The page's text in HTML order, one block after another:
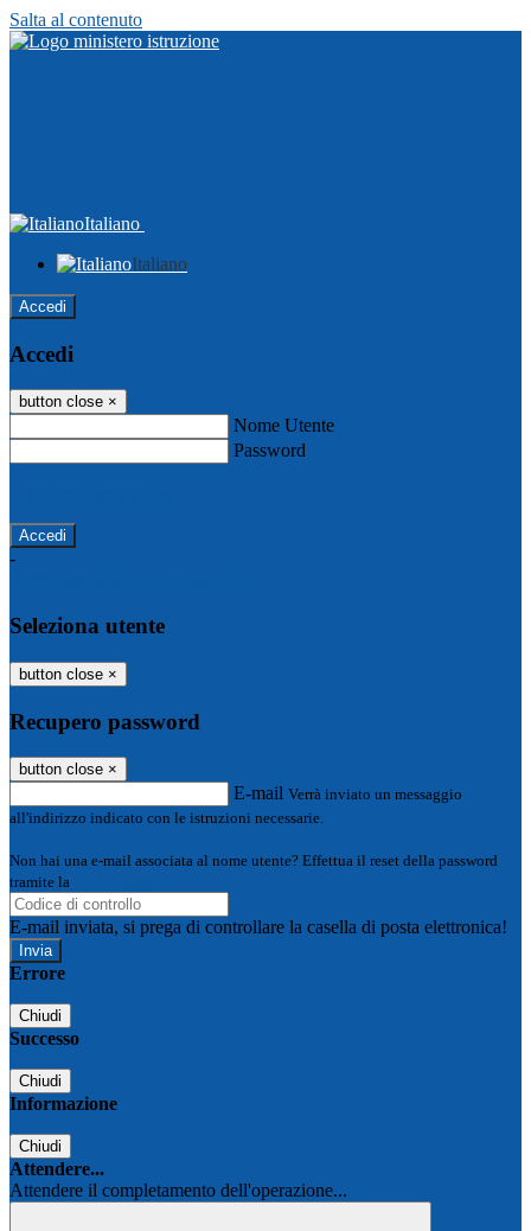
Salta al contenuto
Italiano
Italiano
Accedi
Accedi
button close ×
Nome Utente
Password
-
Seleziona utente
button close ×
Recupero password
button close ×
E-mail Verrà inviato un messaggio
all'indirizzo indicato con le istruzioni necessarie.
Non hai una e-mail associata al nome utente? Effettua il reset della password
tramite la
E-mail inviata, si prega di controllare la casella di posta elettronica!
Errore
Chiudi
Successo
Chiudi
Informazione
Chiudi
Attendere...
Attendere il completamento dell'operazione...